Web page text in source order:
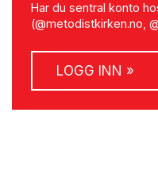
Har du sentral konto
(@metodistkirken.no,
LOGG INN »